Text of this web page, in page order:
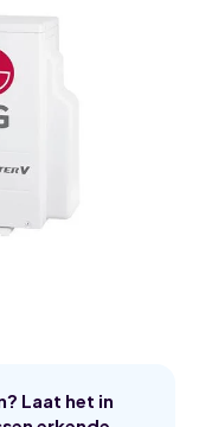
Laat het in